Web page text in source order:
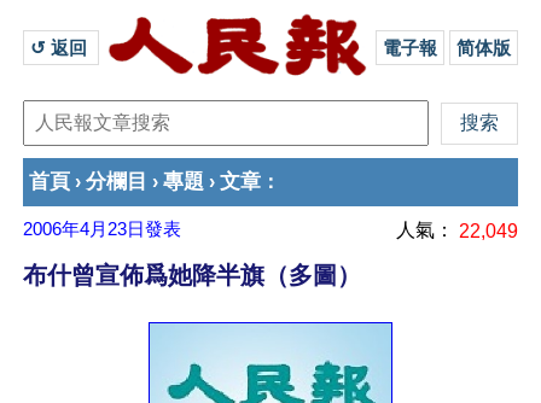
↺ 返回 電子報 简体版
首頁 › 分欄目 › 專題 › 文章 ：
2006年4月23日發表 人氣： 22,049
布什曾宣佈爲她降半旗（多圖）